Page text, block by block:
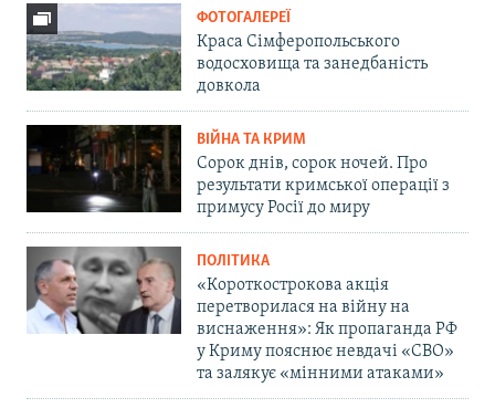
ФОТОГАЛЕРЕЇ
Краса Сімферопольського
водосховища та занедбаність
довкола
ВІЙНА ТА КРИМ
Сорок днів, сорок ночей. Про
результати кримської операції з
примусу Росії до миру
ПОЛІТИКА
«Короткострокова акція
перетворилася на війну на
виснаження»: Як пропаганда РФ
у Криму пояснює невдачі «СВО»
та залякує «мінними атаками»